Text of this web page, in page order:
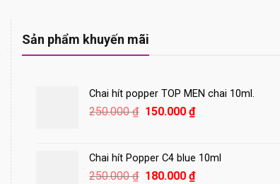
Sản phẩm khuyến mãi
Chai hít popper TOP MEN chai 10ml.
250.000₫ Giá
250.000 ₫.
150.000₫Giá
là:
150.000 ₫.
Chai hít Popper C4 blue 10ml
250.000₫ Giá
180.000₫Giá